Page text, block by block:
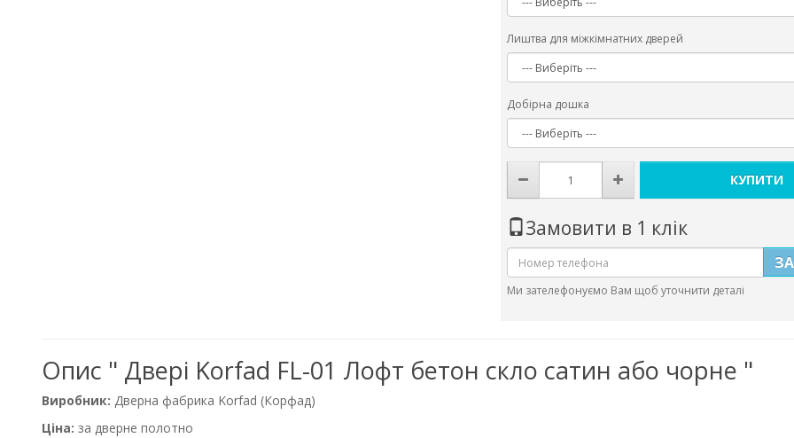
Лиштва для міжкімнатних дверей
Добірна дошка
КУПИТИ
Замовити в 1 клік
Ми зателефонуємо Вам щоб уточнити деталі
Опис " Двері Korfad FL-01 Лофт бетон скло сатин або чорне "
Виробник: Дверна фабрика Korfad (Корфад)
Ціна: за дверне полотно